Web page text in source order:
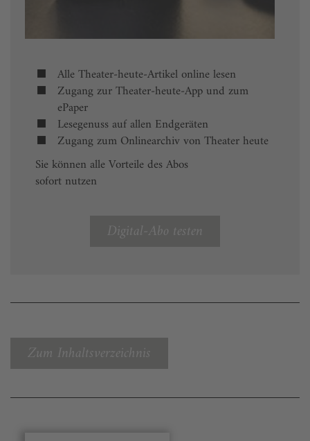
Alle Theater-heute-Artikel online lesen
Zugang zur Theater-heute-App und zum
ePaper
Lesegenuss auf allen Endgeräten
Zugang zum Onlinearchiv von Theater heute
Sie können alle Vorteile des Abos
sofort nutzen
Digital-Abo testen
Zum Inhaltsverzeichnis